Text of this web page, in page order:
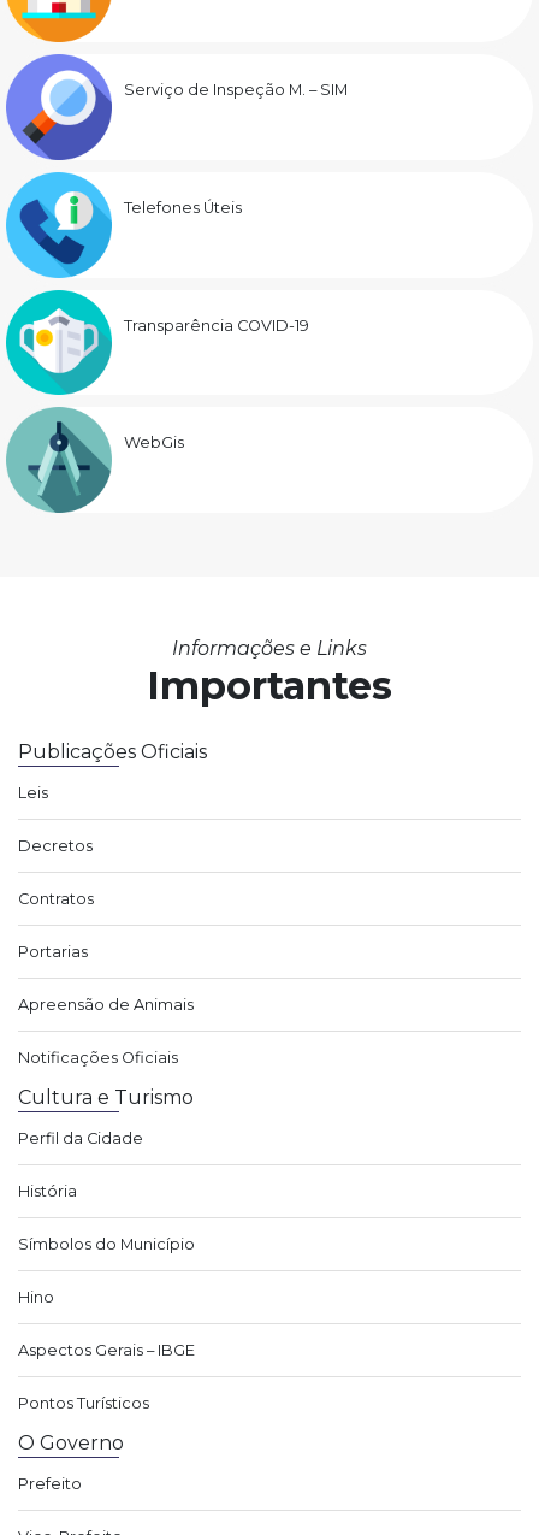
Serviço de Inspeção M. – SIM
Telefones Úteis
Transparência COVID-19
WebGis
Informações e Links
Importantes
Publicações Oficiais
Leis
Decretos
Contratos
Portarias
Apreensão de Animais
Notificações Oficiais
Cultura e Turismo
Perfil da Cidade
História
Símbolos do Município
Hino
Aspectos Gerais – IBGE
Pontos Turísticos
O Governo
Prefeito